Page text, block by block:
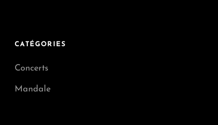
CATÉGORIES
Concerts
Mandale